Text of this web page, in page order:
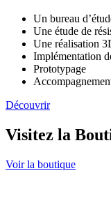
Un bureau
Une étude de
Une réalisation
Implémentation
Prototypage
Découvrir
Visitez la
Voir la boutique